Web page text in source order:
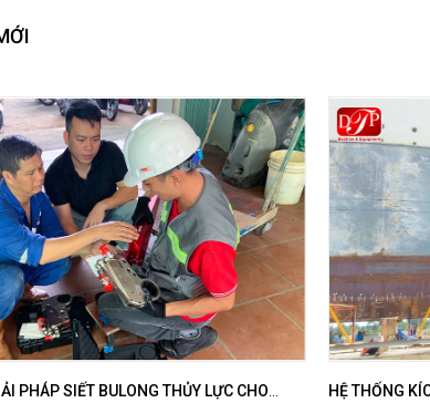
PHÁP SIẾT BULONG THỦY LỰC CHO
HỆ THỐNG